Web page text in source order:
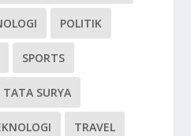
POLITIK
SPORTS
TATA SURYA
TRAVEL